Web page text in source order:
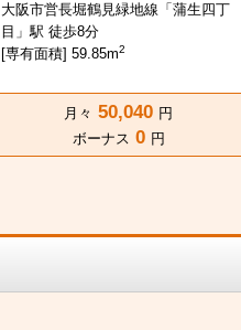
大阪市営長堀鶴見緑地線「蒲生四丁
目」駅 徒歩8分
[専有面積] 59.85m2
月々 50,040 円
ボーナス 0 円